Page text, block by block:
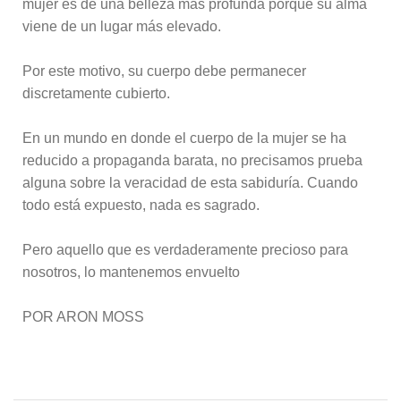
mujer es de una belleza más profunda porque su alma
viene de un lugar más elevado.
Por este motivo, su cuerpo debe permanecer
discretamente cubierto.
En un mundo en donde el cuerpo de la mujer se ha
reducido a propaganda barata, no precisamos prueba
alguna sobre la veracidad de esta sabiduría. Cuando
todo está expuesto, nada es sagrado.
Pero aquello que es verdaderamente precioso para
nosotros, lo mantenemos envuelto
POR ARON MOSS